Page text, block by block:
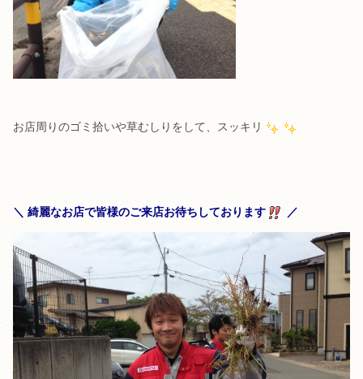
お店周りのゴミ拾いや草むしりをして、スッキリ
＼ 綺麗なお店で皆様のご来店お待ちしております ／